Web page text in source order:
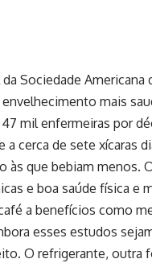
Sociedade
mais
mil enfermeiras por
cerca de sete xícaras
às que bebiam menos.
e boa saúde física e
a benefícios como
esses estudos
O refrigerante, outra